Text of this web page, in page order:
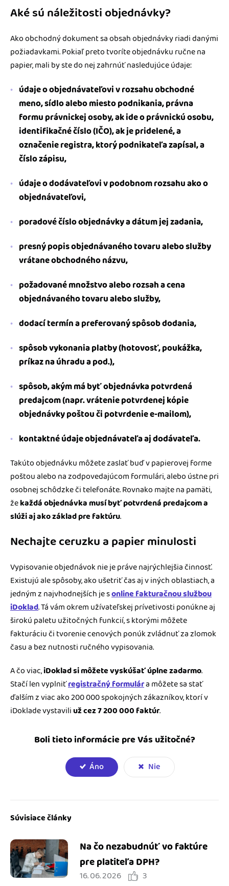
Aké sú náležitosti objednávky?
Ako obchodný dokument sa obsah objednávky riadi danými
požiadavkami. Pokiaľ preto tvoríte objednávku ručne na
papier, mali by ste do nej zahrnúť nasledujúce údaje:
údaje o objednávateľovi v rozsahu obchodné
meno, sídlo alebo miesto podnikania, právna
formu právnickej osoby, ak ide o právnickú osobu,
identifikačné číslo (IČO), ak je pridelené, a
označenie registra, ktorý podnikateľa zapísal, a
číslo zápisu,
údaje o dodávateľovi v podobnom rozsahu ako o
objednávateľovi,
poradové číslo objednávky a dátum jej zadania,
presný popis objednávaného tovaru alebo služby
vrátane obchodného názvu,
požadované množstvo alebo rozsah a cena
objednávaného tovaru alebo služby,
dodací termín a preferovaný spôsob dodania,
spôsob vykonania platby (hotovosť, poukážka,
príkaz na úhradu a pod.),
spôsob, akým má byť objednávka potvrdená
predajcom (napr. vrátenie potvrdenej kópie
objednávky poštou či potvrdenie e-mailom),
kontaktné údaje objednávateľa aj dodávateľa.
Takúto objednávku môžete zaslať buď v papierovej forme
poštou alebo na zodpovedajúcom formulári, alebo ústne pri
osobnej schôdzke či telefonáte. Rovnako majte na pamäti,
žekaždá objednávka musí byť potvrdená predajcom a
slúži aj ako základ pre faktúru.
Nechajte ceruzku a papier minulosti
Vypisovanie objednávok nie je práve najrýchlejšia činnosť.
Existujú ale spôsoby, ako ušetriť čas aj v iných oblastiach, a
jedným z najvhodnejších je sonline fakturačnou službou
iDoklad. Tá vám okrem užívateľskej prívetivosti ponúkne aj
širokú paletu užitočných funkcií, s ktorými môžete
fakturáciu či tvorenie cenových ponúk zvládnuť za zlomok
času a bez nutnosti ručného vypisovania.
A čo viac,iDoklad si môžete vyskúšať úplne zadarmo.
Stačí len vyplniťregistračný formulára môžete sa stať
ďalším z viac ako 200 000 spokojných zákazníkov, ktorí v
iDoklade vystaviliuž cez 7 200 000 faktúr.
Boli tieto informácie pre Vás užitočné?
Áno Nie
Súvisiace články
Na čo nezabudnúť vo faktúre
pre platiteľa DPH?
16. 06. 2026 3